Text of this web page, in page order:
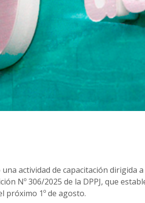
actividad de capacitación dirigida
Nº 306/2025 de la DPPJ, que
1º de agosto.